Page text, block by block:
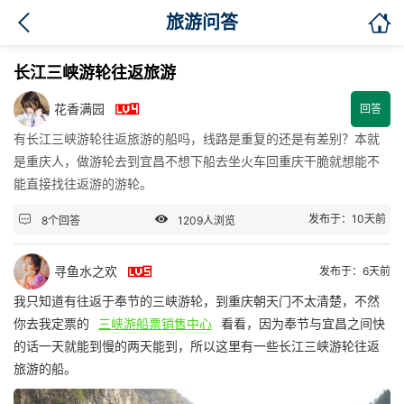
旅游问答 
长江三峡游轮往返旅游
花香满园  回答
有长江三峡游轮往返旅游的船吗，线路是重复的还是有差别？本就
是重庆人，做游轮去到宜昌不想下船去坐火车回重庆干脆就想能不
能直接找往返游的游轮。
 8个回答  1209人浏览 发布于：10天前
寻鱼水之欢  发布于：6天前
我只知道有往返于奉节的三峡游轮，到重庆朝天门不太清楚，不然
你去我定票的
三峡游船票销售中心 看看，因为奉节与宜昌之间快
的话一天就能到慢的两天能到，所以这里有一些长江三峡游轮往返
旅游的船。